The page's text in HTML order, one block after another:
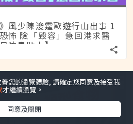
風少陳浚霆歐遊行山出事 1
怖 險「毀容」急回港求醫
防蟲貼士】
您的瀏覽體驗, 請確定您同意及接受我
才繼續瀏覽。
同意及關閉